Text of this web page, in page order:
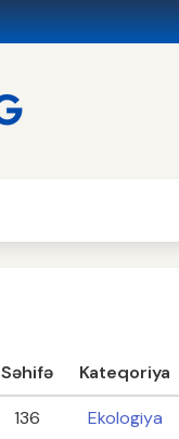
Səhifə Kateqoriya
136 Ekologiya